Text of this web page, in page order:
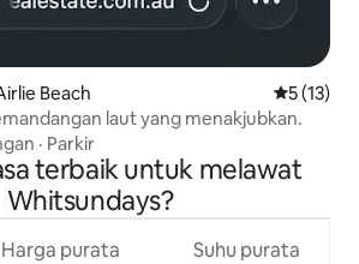
Beach
5 (13)
laut yang menakjubkan.
· Parkir
terbaik untuk melawat
Whitsundays?
Harga purata Suhu purata